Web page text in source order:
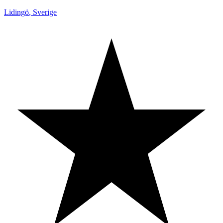
Lidingö, Sverige